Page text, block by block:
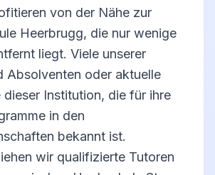
von der Nähe zur
Heerbrugg, die nur wenige
liegt. Viele unserer
Absolventen oder aktuelle
dieser Institution, die für ihre
in den
bekannt ist.
wir qualifizierte Tutoren